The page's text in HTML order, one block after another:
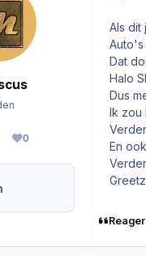
0
Reputation
Als dit
Auto's
Dat
Halo
Dus
Ik zou
En